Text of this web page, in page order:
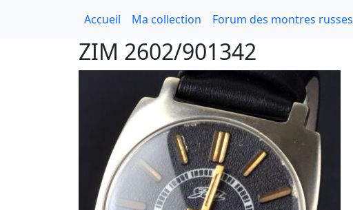
Accueil Ma collection Forum des montres russes
ZIM 2602/901342